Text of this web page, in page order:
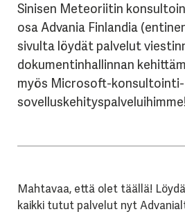
Sinisen Meteoriitin
osa Advania Finlandia
sivulta löydät palvelut
dokumentinhallinnan
myös Microsoft-konsultointi-
sovelluskehityspalveluihimme!
Mahtavaa, että olet täällä!
kaikki tutut palvelut nyt